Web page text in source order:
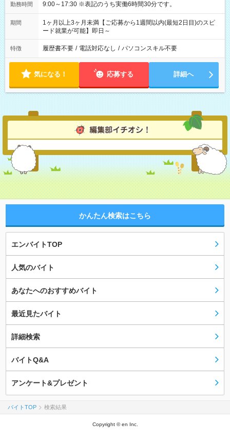
勤務時間 9:00～17:30 ※表記のうち実働6時間30分です。
期間
1ヶ月以上3ヶ月未満【ご応募から1週間以内(最短2日目)のスピ
ード就業が可能】即日～
特徴 履歴書不要 / 電話対応なし / パソコンスキル不要
気になる！ 応募する 詳細へ
かんたん検索はこちら
エンバイトTOP
人気のバイト
あなたへのおすすめバイト
最近見たバイト
詳細検索
バイトQ&A
アンケート&プレゼント
バイトTOP 検索結果
Copyright © en Inc.